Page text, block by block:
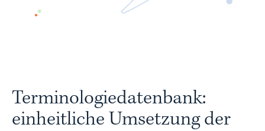
Terminologiedatenbank:
einheitliche Umsetzung der